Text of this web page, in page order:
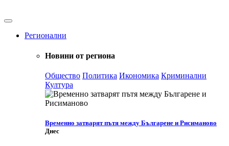
Регионални
Новини от региона
Общество Политика Икономика Криминални
Култура
Временно затварят пътя между Българене и Рисиманово
Днес